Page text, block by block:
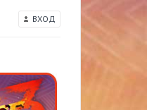
ВХОД